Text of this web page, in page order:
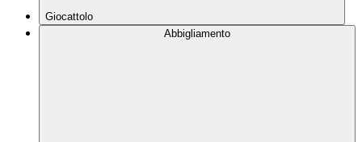
Giocattolo
Abbigliamento